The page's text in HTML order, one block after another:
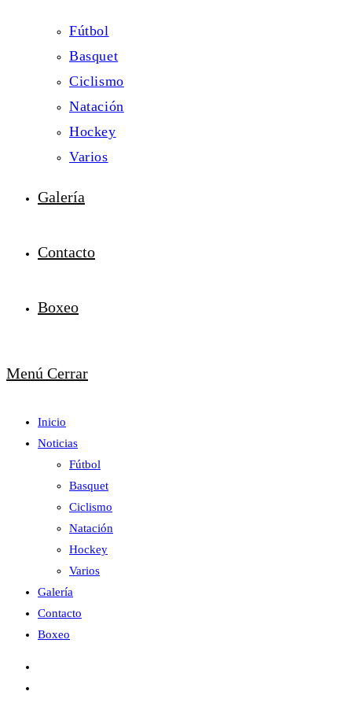
Fútbol
Basquet
Ciclismo
Natación
Hockey
Varios
Galería
Contacto
Boxeo
Menú Cerrar
Inicio
Noticias
Fútbol
Basquet
Ciclismo
Natación
Hockey
Varios
Galería
Contacto
Boxeo